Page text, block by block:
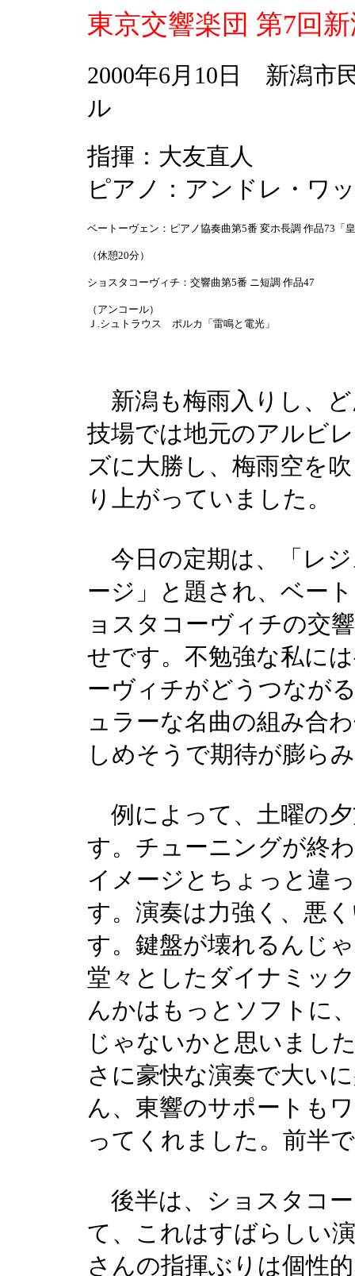
東京交響楽団 第7回
2000年6月10日 新潟市
ル
指揮：大友直人
ピアノ：アンドレ・ワ
ベートーヴェン：ピアノ協奏曲第5番 変ホ長調 作品73「
（休憩20分）
ショスタコーヴィチ：交響曲第5番 ニ短調 作品47
（アンコール）
Ｊ.シュトラウス ポルカ「雷鳴と電光」
新潟も梅雨入りし、
技場では地元のアルビ
ズに大勝し、梅雨空を
り上がっていました。
今日の定期は、「レ
ージ」と題され、ベー
ョスタコーヴィチの交
せです。不勉強な私に
ーヴィチがどうつなが
ュラーな名曲の組み合
しめそうで期待が膨ら
例によって、土曜の
す。チューニングが終
イメージとちょっと違
す。演奏は力強く、悪
す。鍵盤が壊れるんじ
堂々としたダイナミッ
んかはもっとソフトに
じゃないかと思いまし
さに豪快な演奏で大い
ん、東響のサポートも
ってくれました。前半
後半は、ショスタコ
て、これはすばらしい
さんの指揮ぶりは個性